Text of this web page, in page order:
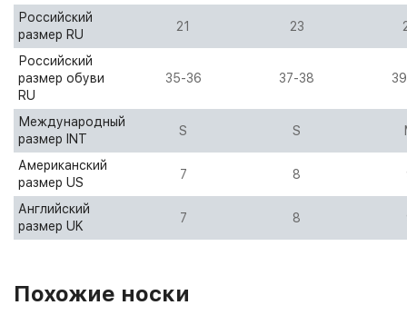
Российский
размер RU
21 23
Российский
размер обуви
RU
35-36 37-38
Международный
размер INT
S S
Американский
размер US
7 8
Английский
размер UK
7 8
Похожие носки